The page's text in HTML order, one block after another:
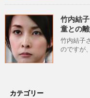
竹内結
童との
竹内結子
のですが
カテゴリー